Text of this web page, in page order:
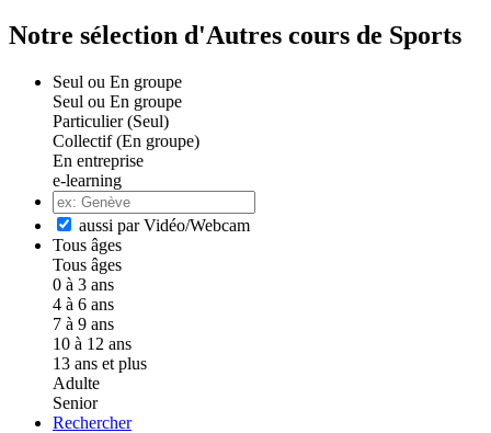
Notre sélection d'Autres cours de Sports
Seul ou En groupe
Seul ou En groupe
Particulier (Seul)
Collectif (En groupe)
En entreprise
e-learning
aussi par Vidéo/Webcam
Tous âges
Tous âges
0 à 3 ans
4 à 6 ans
7 à 9 ans
10 à 12 ans
13 ans et plus
Adulte
Senior
Rechercher